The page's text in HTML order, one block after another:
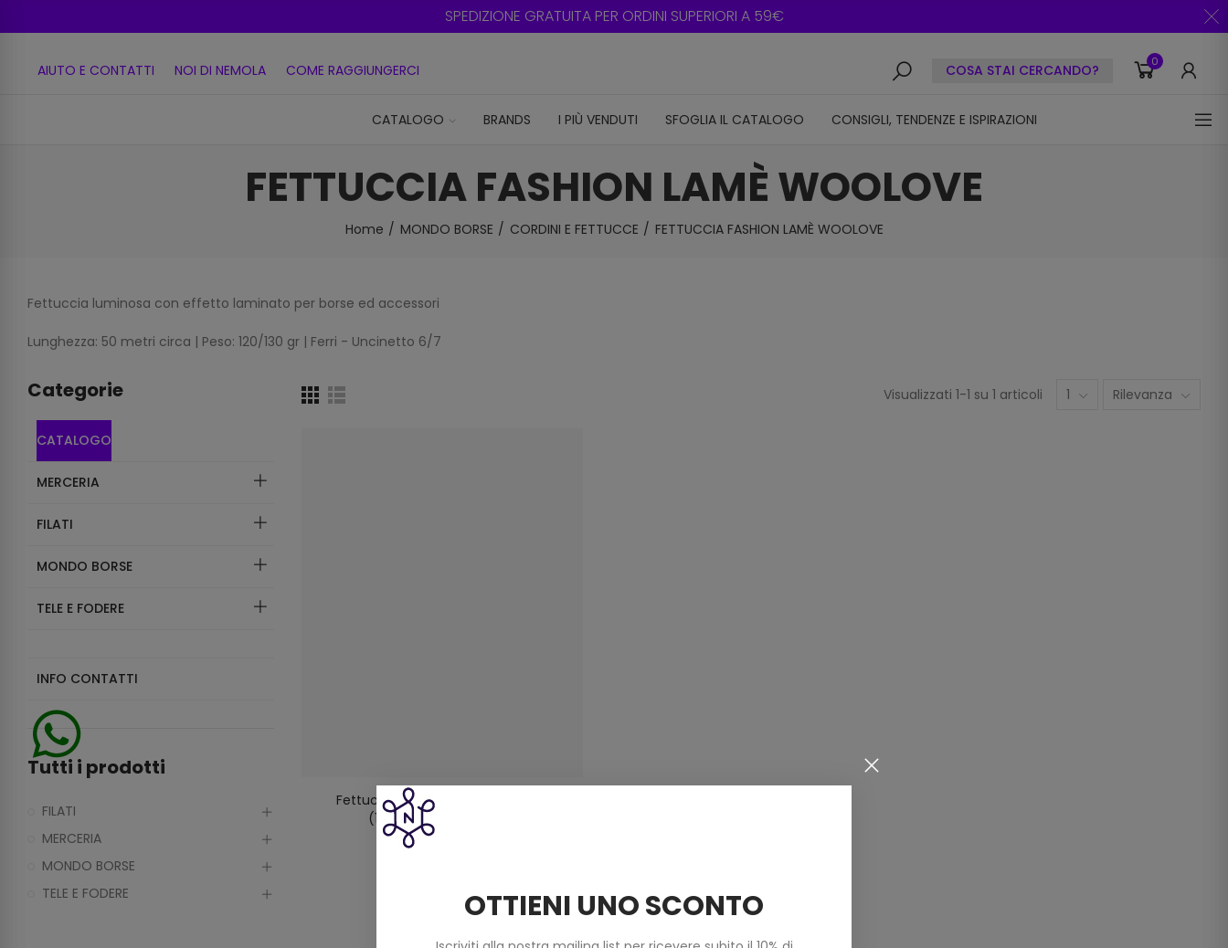
SPEDIZIONE GRATUITA PER ORDINI SUPERIORI A 59€
AIUTO E CONTATTI NOI DI NEMOLA COME RAGGIUNGERCI COSA STAI CERCANDO? 0
CATALOGO BRANDS I PIÙ VENDUTI SFOGLIA IL CATALOGO CONSIGLI, TENDENZE E ISPIRAZIONI
FETTUCCIA FASHION LAMÈ WOOLOVE
Home MONDO BORSE CORDINI E FETTUCCE FETTUCCIA FASHION LAMÈ WOOLOVE
Fettuccia luminosa con effetto laminato per borse ed accessori
Lunghezza: 50 metri circa | Peso: 120/130 gr | Ferri - Uncinetto 6/7
Visualizzati 1-1 su 1 articoli 1 Rilevanza
Fettuccia Fashion Lamé Woolove
(120/130 Gr) Color Fuxia
10,00 €
Categorie
CATALOGO
MERCERIA
FILATI
MONDO BORSE
TELE E FODERE
INFO CONTATTI
Tutti i prodotti
FILATI
MERCERIA
MONDO BORSE
TELE E FODERE
OTTIENI UNO SCONTO